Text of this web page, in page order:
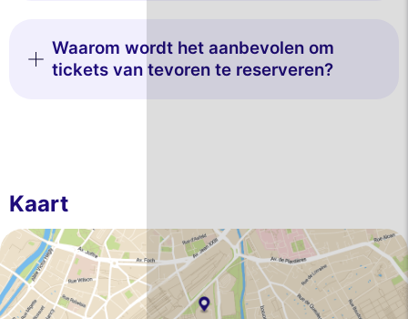
Waarom wordt het aanbevolen om
tickets van tevoren te reserveren?
Kaart